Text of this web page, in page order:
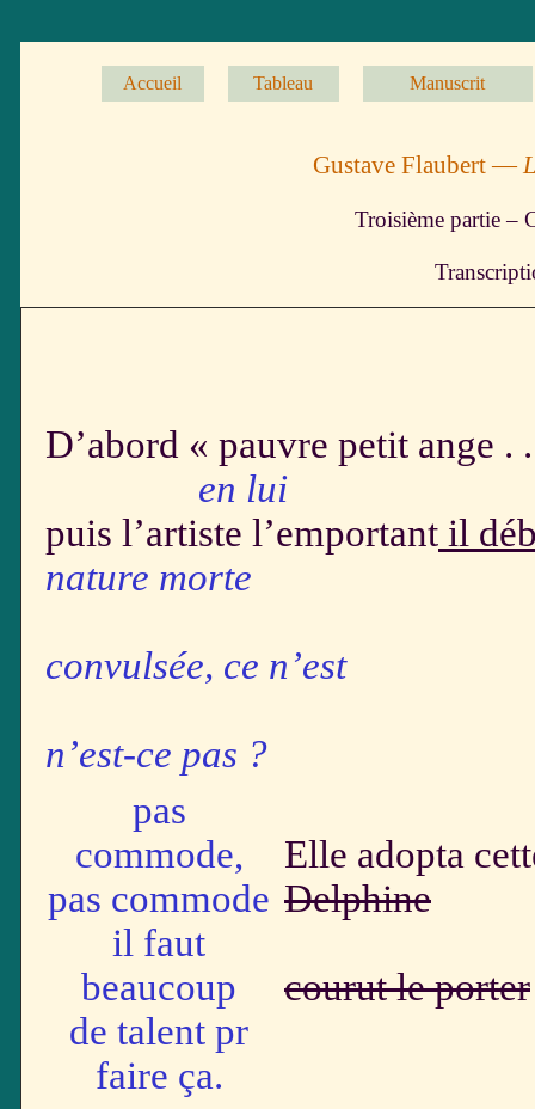
Accueil Tableau Manuscrit
Gustave Flaubert —
Troisième partie –
D’abord « pauvre petit ange .
en lui
puis l’artiste l’emportant il
nature morte
convulsée, ce n’est
n’est-ce pas ?
pas
commode,
pas commode
il faut
beaucoup
de talent pr
faire ça.
Elle adopta
Delphine
courut le porter